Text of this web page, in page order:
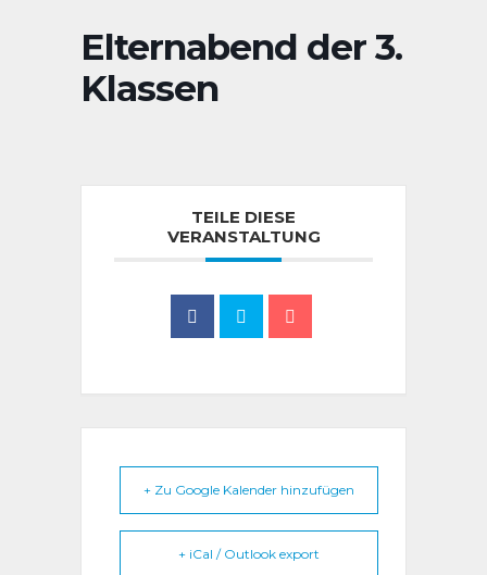
Elternabend der 3.
Klassen
TEILE DIESE
VERANSTALTUNG
+ Zu Google Kalender hinzufügen
+ iCal / Outlook export